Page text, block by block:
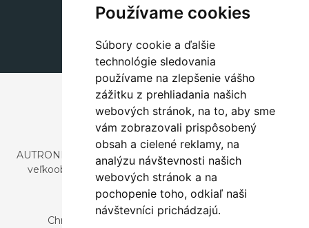
Používame cookies
Súbory cookie a ďalšie
technológie sledovania
používame na zlepšenie vášho
zážitku z prehliadania našich
webových stránok, na to, aby sme
vám zobrazovali prispôsobený
obsah a cielené reklamy, na
analýzu návštevnosti našich
webových stránok a na
pochopenie toho, odkiaľ naši
návštevníci prichádzajú.
+420 311 604 182
dekorace@autronic.cz
AUTRONIC, s.r.o. je spoločnosť zaoberajúca sa dovozom a
veľkoobchodným predajom dizajnového aj štýlového
nábytku a dekorácií.
Česká republika
Chrustenice 270, 267 12 Loděnice u Berouna